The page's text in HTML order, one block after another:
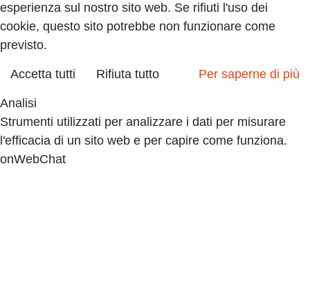
esperienza sul nostro sito web. Se rifiuti l'uso dei
cookie, questo sito potrebbe non funzionare come
previsto.
Accetta tutti Rifiuta tutto Per saperne di più
Analisi
Strumenti utilizzati per analizzare i dati per misurare
l'efficacia di un sito web e per capire come funziona.
onWebChat